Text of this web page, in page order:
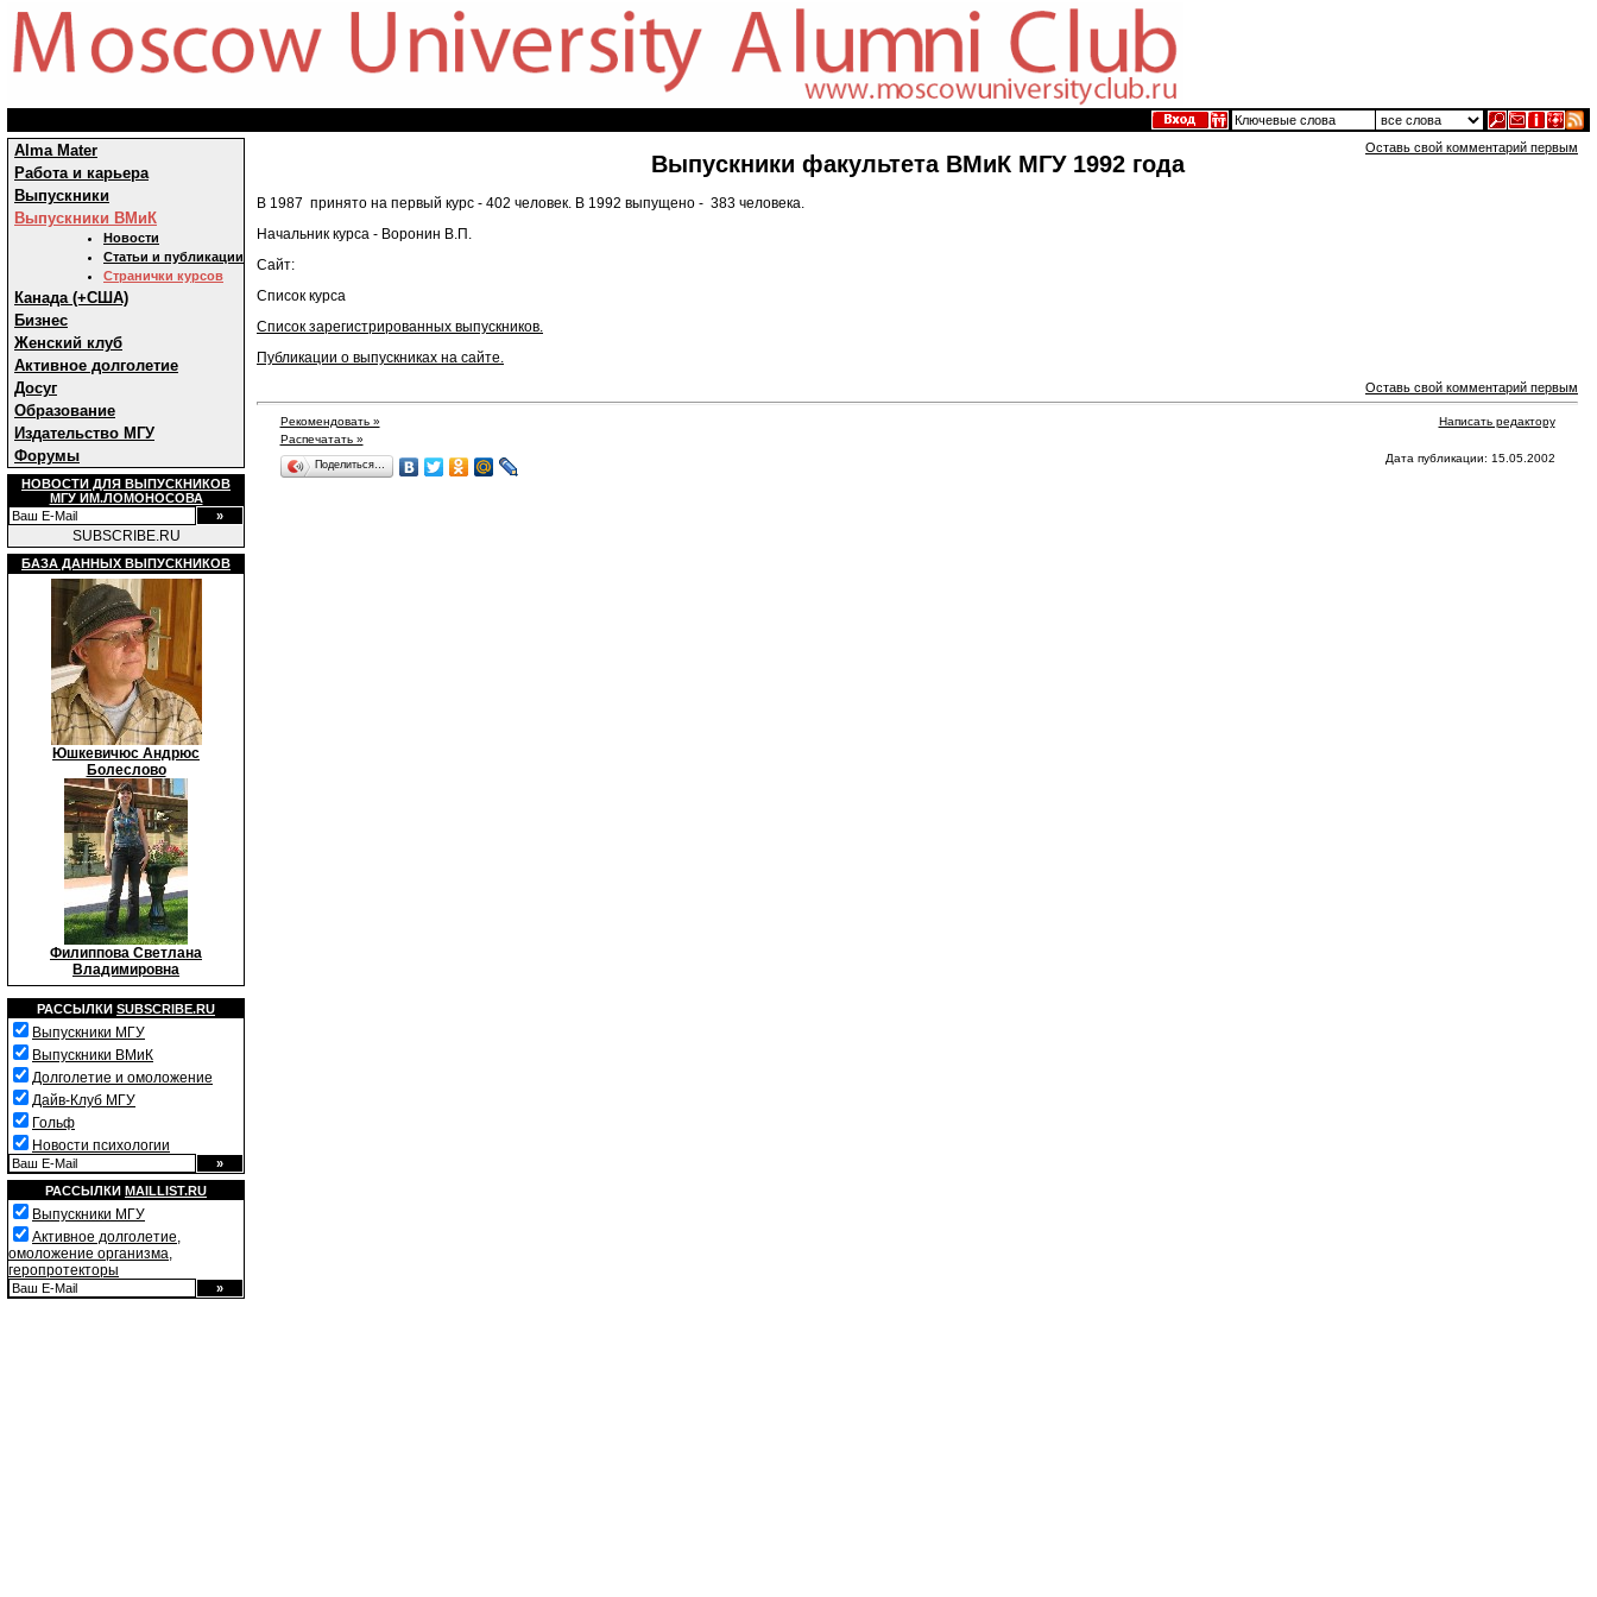
Alma Mater
Работа и карьера
Выпускники
Выпускники ВМиК
Новости
Статьи и публикации
Странички курсов
Канада (+США)
Бизнес
Женский клуб
Активное долголетие
Досуг
Образование
Издательство МГУ
Форумы
НОВОСТИ ДЛЯ ВЫПУСКНИКОВ
МГУ ИМ.ЛОМОНОСОВА
SUBSCRIBE.RU
БАЗА ДАННЫХ ВЫПУСКНИКОВ
Юшкевичюс Андрюс
Болеслово
Филиппова Светлана
Владимировна
РАССЫЛКИ SUBSCRIBE.RU
Выпускники МГУ
Выпускники ВМиК
Долголетие и омоложение
Дайв-Клуб МГУ
Гольф
Новости психологии
РАССЫЛКИ MAILLIST.RU
Выпускники МГУ
Активное долголетие,
омоложение организма,
геропротекторы
Оставь свой комментарий первым
Выпускники факультета ВМиК МГУ 1992 года
В 1987 принято на первый курс - 402 человек. В 1992 выпущено - 383 человека.
Начальник курса - Воронин В.П.
Сайт:
Список курса
Список зарегистрированных выпускников.
Публикации о выпускниках на сайте.
Оставь свой комментарий первым
Рекомендовать »
Написать редактору
Распечатать »
Поделиться… Дата публикации: 15.05.2002